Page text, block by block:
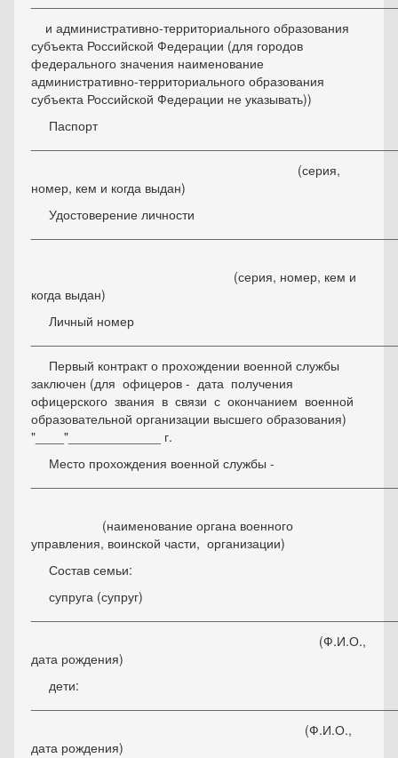
и административно-территориального образования
субъекта Российской Федерации (для городов
федерального значения наименование
административно-территориального образования
субъекта Российской Федерации не указывать))
Паспорт
(серия,
номер, кем и когда выдан)
Удостоверение личности
(серия, номер, кем и
когда выдан)
Личный номер
Первый контракт о прохождении военной службы
заключен (для офицеров - дата получения
офицерского звания в связи с окончанием военной
образовательной организации высшего образования)
"____"_____________ г.
Место прохождения военной службы -
(наименование органа военного
управления, воинской части, организации)
Состав семьи:
супруга (супруг)
(Ф.И.О.,
дата рождения)
дети:
(Ф.И.О.,
дата рождения)